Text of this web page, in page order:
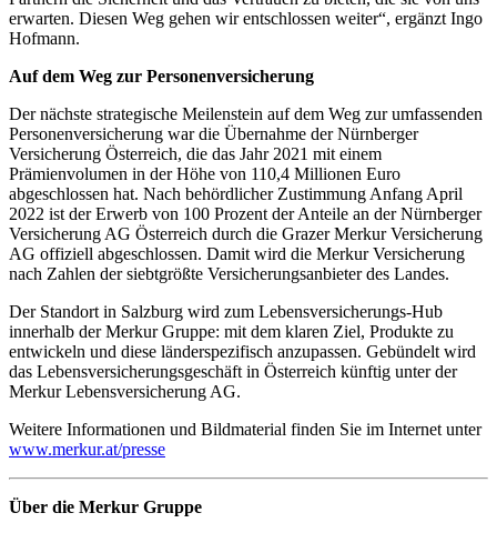
erwarten. Diesen Weg gehen wir entschlossen weiter“, ergänzt Ingo
Hofmann.
Auf dem Weg zur Personenversicherung
Der nächste strategische Meilenstein auf dem Weg zur umfassenden
Personenversicherung war die Übernahme der Nürnberger
Versicherung Österreich, die das Jahr 2021 mit einem
Prämienvolumen in der Höhe von 110,4 Millionen Euro
abgeschlossen hat. Nach behördlicher Zustimmung Anfang April
2022 ist der Erwerb von 100 Prozent der Anteile an der Nürnberger
Versicherung AG Österreich durch die Grazer Merkur Versicherung
AG offiziell abgeschlossen. Damit wird die Merkur Versicherung
nach Zahlen der siebtgrößte Versicherungsanbieter des Landes.
Der Standort in Salzburg wird zum Lebensversicherungs-Hub
innerhalb der Merkur Gruppe: mit dem klaren Ziel, Produkte zu
entwickeln und diese länderspezifisch anzupassen. Gebündelt wird
das Lebensversicherungsgeschäft in Österreich künftig unter der
Merkur Lebensversicherung AG.
Weitere Informationen und Bildmaterial finden Sie im Internet unter
www.merkur.at/presse
Über die Merkur Gruppe